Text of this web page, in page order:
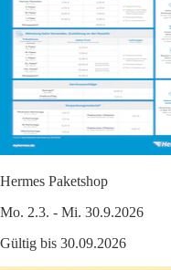
Hermes Paketshop
Mo. 2.3. - Mi. 30.9.2026
Gültig bis 30.09.2026